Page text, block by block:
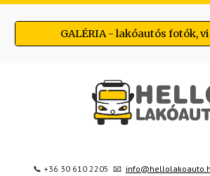
GALÉRIA - lakóautós fotók,
📞 +36 30 610 2205 📧